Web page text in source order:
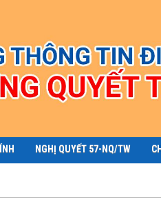
NGHỊ QUYẾT 57-NQ/TW